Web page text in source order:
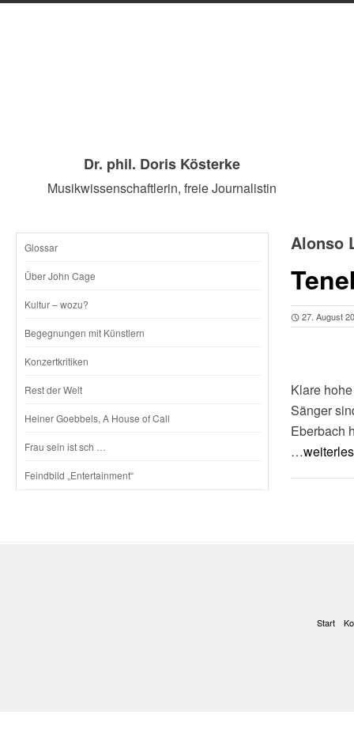
Dr. phil. Doris Kösterke
Musikwissenschaftlerin, freie Journalistin
SKIP
CONTENT
Glossar
Über John Cage
Kultur – wozu?
Begegnungen mit Künstlern
Konzertkritiken
Rest der Welt
Heiner Goebbels, A House of Call
Frau sein ist sch …
Feindbild „Entertainment“
Alonso
27. August
Klare
Sänger
Eberbach
…
Start